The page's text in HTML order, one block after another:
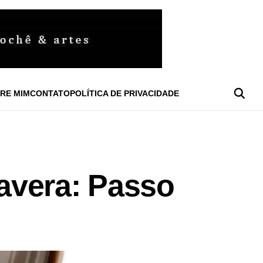
MIMCONTATOPOLÍTICA DE PRIVACIDADE
Passo